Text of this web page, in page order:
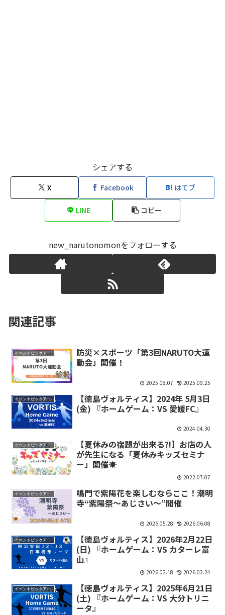
シェアする
X Facebook はてブ
LINE コピー
new_narutonomonをフォローする
関連記事
イベントピックアップ
防災×スポーツ「第3回NARUTO大運
動会」開催！
2025.08.07 2025.09.25
イベントピックアップ
【徳島ヴォルティス】2024年 5月3日
(金) 『ホームゲーム：VS 愛媛FC』
2024.04.30
イベントピックアップ
【夏休みの宿題が出来る?!】お店の人
が先生になる「夏休みキッズセミナ
ー」開催☀
2022.07.07
イベントピックアップ
鳴門で紫陽花を楽しむならここ！潮明
寺“紫陽祭〜あじさい〜”開催
2026.05.28 2026.06.08
イベントピックアップ
【徳島ヴォルティス】2026年2月22日
(日) 『ホームゲーム：VS カターレ富
山』
2026.02.18 2026.02.24
イベントピックアップ
【徳島ヴォルティス】2025年6月21日
(土) 『ホームゲーム：VS 大分トリニ
ータ』